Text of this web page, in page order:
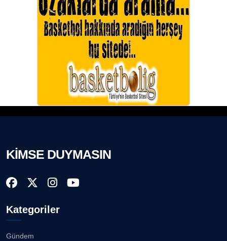
KİMSE DUYMASIN
Kategoriler
Gündem